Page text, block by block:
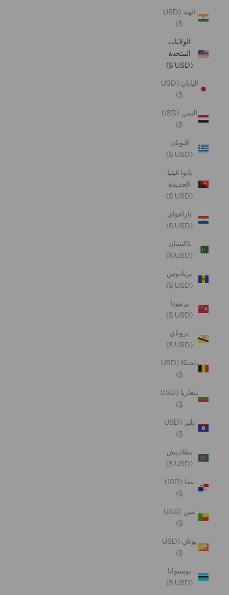
الهند (USD
$)
الولايات
المتحدة
(USD $)
اليابان (USD
$)
اليمن (USD
$)
اليونان
(USD $)
بابوا غينيا
الجديدة
(USD $)
باراغواي
(USD $)
باكستان
(USD $)
بربادوس
(USD $)
برمودا
(USD $)
بروناي
(USD $)
بلجيكا (USD
$)
بلغاريا (USD
$)
بليز (USD
$)
بنغلاديش
(USD $)
بنما (USD
$)
بنين (USD
$)
بوتان (USD
$)
بوتسوانا
(USD $)